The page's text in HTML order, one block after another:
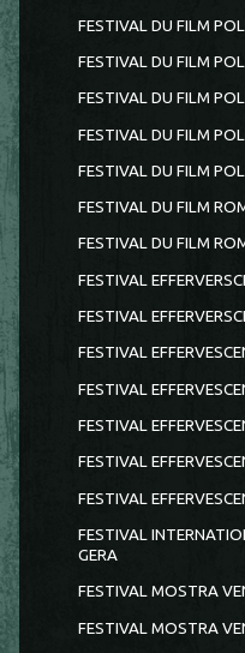
FESTIVAL DU FILM
FESTIVAL DU FILM
FESTIVAL DU FILM
FESTIVAL DU FILM
FESTIVAL DU FILM
FESTIVAL DU FILM
FESTIVAL DU FILM
FESTIVAL
FESTIVAL
FESTIVAL
FESTIVAL
FESTIVAL
FESTIVAL
FESTIVAL
FESTIVAL
GERA
FESTIVAL MOSTRA
FESTIVAL MOSTRA